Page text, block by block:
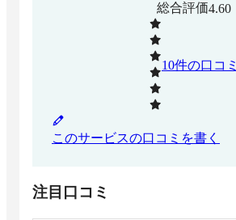
総合評価4.60
10件の口コミ
このサービスの口コミを書く
注目口コミ